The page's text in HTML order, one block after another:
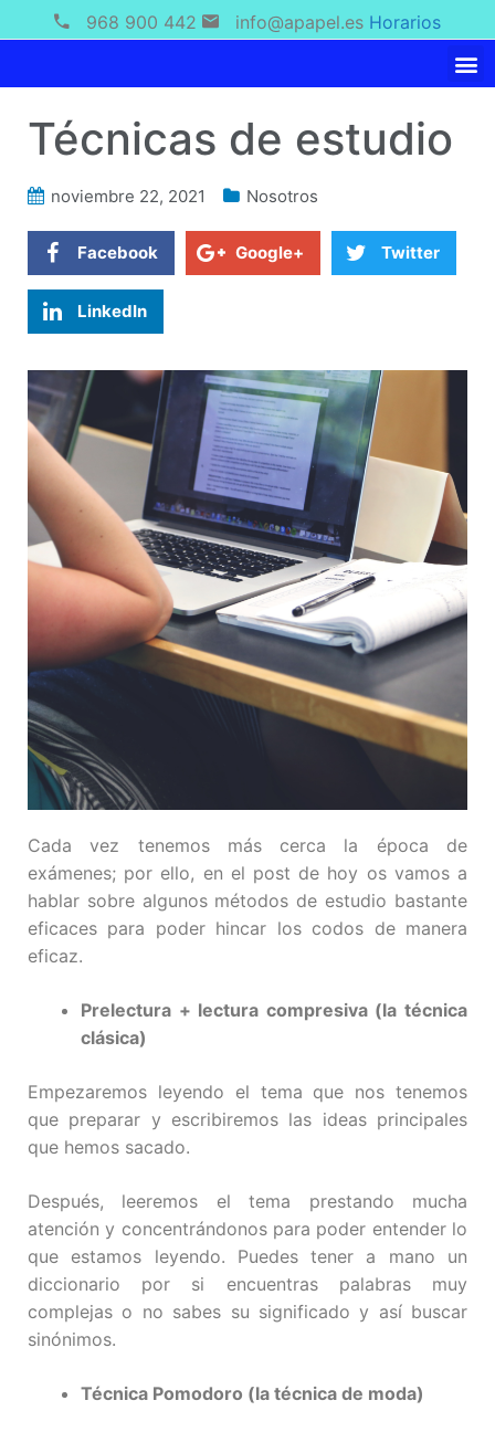
968 900 442 info@apapel.es Horarios
Técnicas de estudio
noviembre 22, 2021 Nosotros
Facebook Google+ Twitter
LinkedIn
Cada vez tenemos más cerca la época de
exámenes; por ello, en el post de hoy os vamos a
hablar sobre algunos métodos de estudio bastante
eficaces para poder hincar los codos de manera
eficaz.
Prelectura + lectura compresiva (la técnica
clásica)
Empezaremos leyendo el tema que nos tenemos
que preparar y escribiremos las ideas principales
que hemos sacado.
Después, leeremos el tema prestando mucha
atención y concentrándonos para poder entender lo
que estamos leyendo. Puedes tener a mano un
diccionario por si encuentras palabras muy
complejas o no sabes su significado y así buscar
sinónimos.
Técnica Pomodoro (la técnica de moda)